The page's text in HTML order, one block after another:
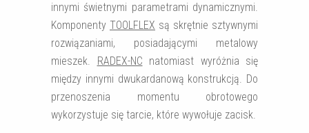
innymi świetnymi parametrami dynamicznymi.
Komponenty TOOLFLEX są skrętnie sztywnymi
rozwiązaniami, posiadającymi metalowy
mieszek. RADEX-NC natomiast wyróżnia się
między innymi dwukardanową konstrukcją. Do
przenoszenia momentu obrotowego
wykorzystuje się tarcie, które wywołuje zacisk.